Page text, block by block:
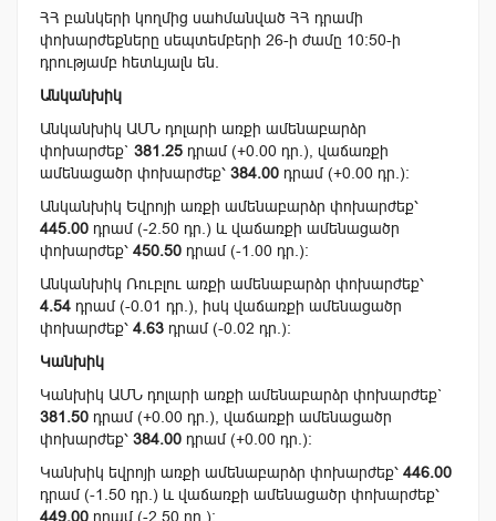
ՀՀ բանկերի կողմից սահմանված ՀՀ դրամի
փոխարժեքները սեպտեմբերի 26-ի ժամը 10:50-ի
դրությամբ հետևյալն են.
Անկանխիկ
Անկանխիկ ԱՄՆ դոլարի առքի ամենաբարձր
փոխարժեք` 381.25 դրամ (+0.00 դր.), վաճառքի
ամենացածր փոխարժեք՝ 384.00 դրամ (+0.00 դր.):
Անկանխիկ Եվրոյի առքի ամենաբարձր փոխարժեք՝
445.00 դրամ (-2.50 դր.) և վաճառքի ամենացածր
փոխարժեք՝ 450.50 դրամ (-1.00 դր.):
Անկանխիկ Ռուբլու առքի ամենաբարձր փոխարժեք՝
4.54 դրամ (-0.01 դր.), իսկ վաճառքի ամենացածր
փոխարժեք՝ 4.63 դրամ (-0.02 դր.):
Կանխիկ
Կանխիկ ԱՄՆ դոլարի առքի ամենաբարձր փոխարժեք`
381.50 դրամ (+0.00 դր.), վաճառքի ամենացածր
փոխարժեք՝ 384.00 դրամ (+0.00 դր.):
Կանխիկ եվրոյի առքի ամենաբարձր փոխարժեք՝ 446.00
դրամ (-1.50 դր.) և վաճառքի ամենացածր փոխարժեք՝
449.00 դրամ (-2.50 դր.):